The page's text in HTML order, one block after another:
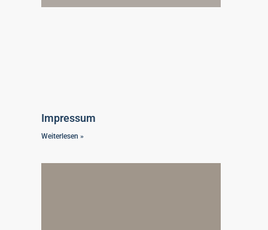
Impressum
Weiterlesen »